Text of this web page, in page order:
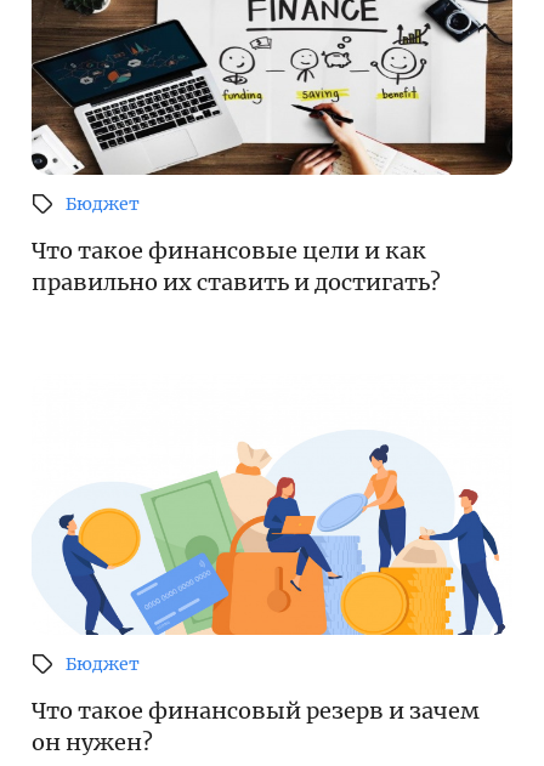
Бюджет
Что такое финансовые цели и как
правильно их ставить и достигать?
Бюджет
Что такое финансовый резерв и зачем
он нужен?